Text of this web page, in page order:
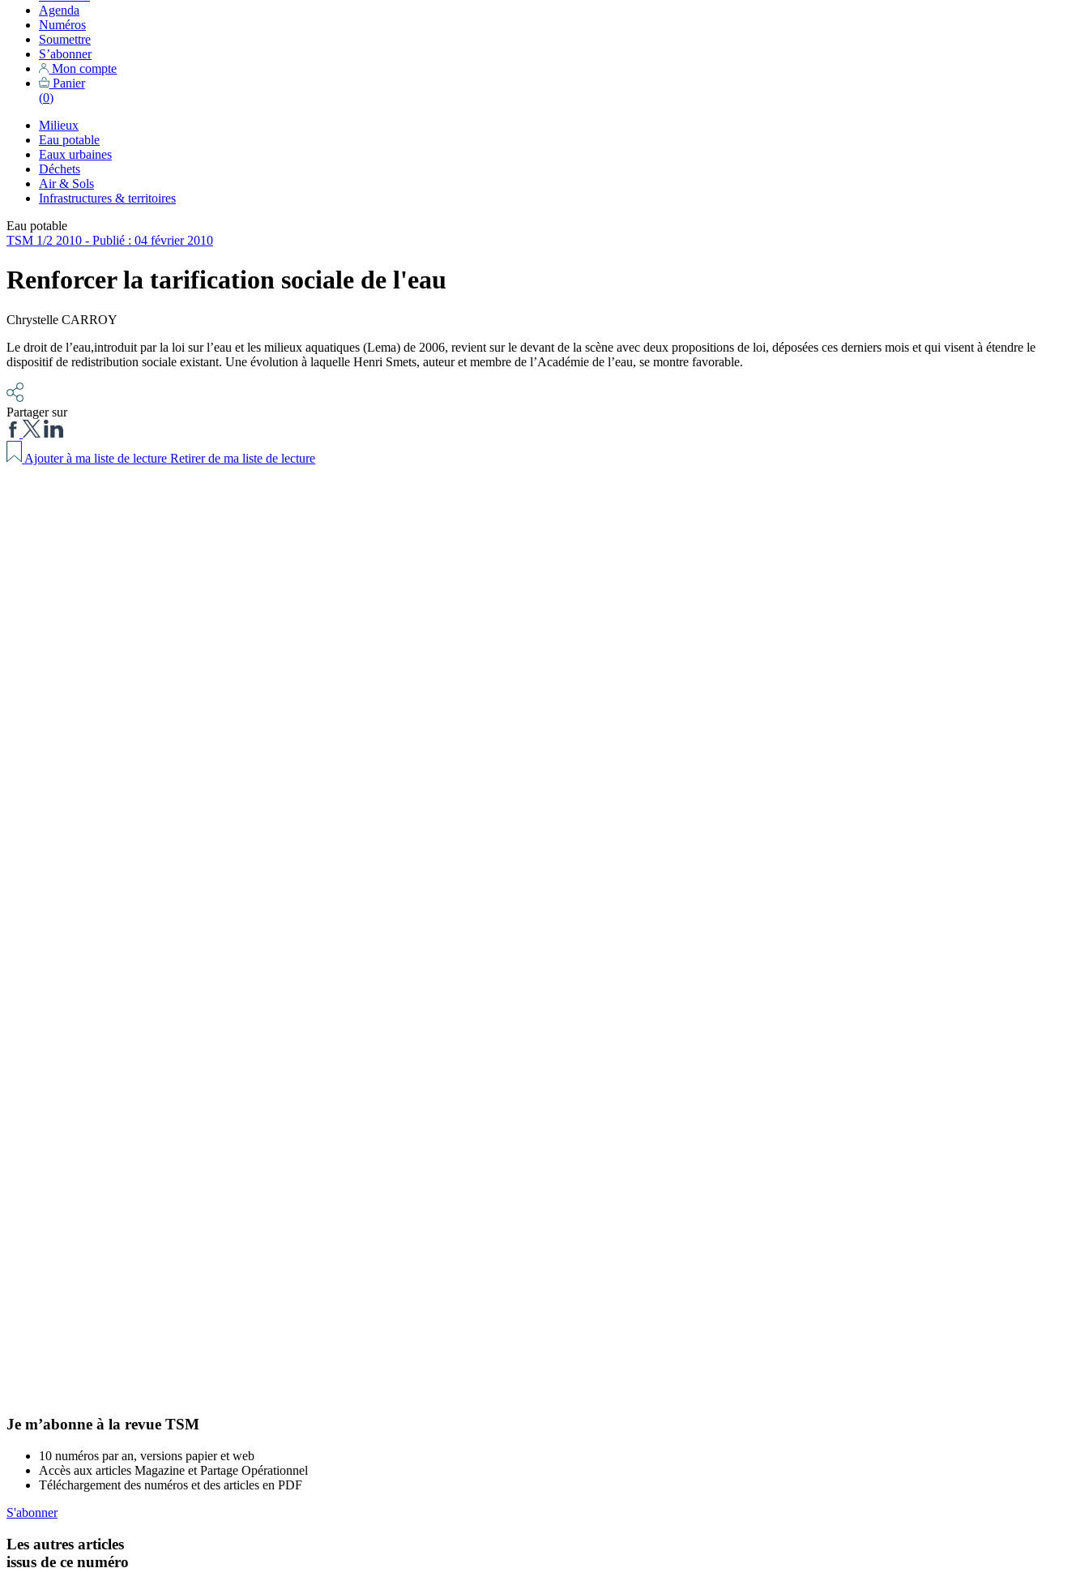
Agenda
Numéros
Soumettre
S’abonner
Mon compte
Panier
(0)
Milieux
Eau potable
Eaux urbaines
Déchets
Air & Sols
Infrastructures & territoires
Eau potable
TSM 1/2 2010 - Publié : 04 février 2010
Renforcer la tarification sociale de l'eau
Chrystelle CARROY
Le droit de l’eau,introduit par la loi sur l’eau et les milieux aquatiques (Lema) de 2006, revient sur le devant de la scène avec deux propositions de loi, déposées ces derniers mois et qui visent à étendre le
dispositif de redistribution sociale existant. Une évolution à laquelle Henri Smets, auteur et membre de l’Académie de l’eau, se montre favorable.
Partager sur
Ajouter à ma liste de lecture Retirer de ma liste de lecture
Je m’abonne à la revue TSM
10 numéros par an, versions papier et web
Accès aux articles Magazine et Partage Opérationnel
Téléchargement des numéros et des articles en PDF
S'abonner
Les autres articles
issus de ce numéro